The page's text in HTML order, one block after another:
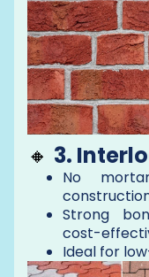
🔸 3.
No
Strong
cost-
Ideal for